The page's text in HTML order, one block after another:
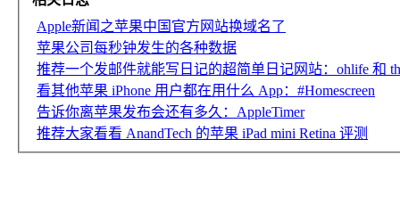
Apple新闻之苹果中国官方网站换域名了
苹果公司每秒钟发生的各种数据
推荐一个发邮件就能写日记的超简单日记网站：ohlife 和
看其他苹果 iPhone 用户都在用什么 App：#Homescreen
告诉你离苹果发布会还有多久：AppleTimer
推荐大家看看 AnandTech 的苹果 iPad mini Retina 评测